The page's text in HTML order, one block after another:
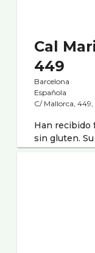
Cal
449
Barcelona
Española
C/ Mallorca,
Han recibido
sin gluten.